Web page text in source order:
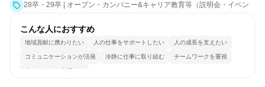
28卒・29卒 | オープン・カンパニー&キャリア教育等（説明会・イベン
こんな人におすすめ
地域貢献に携わりたい 人の仕事をサポートしたい 人の成長を支えたい
コミュニケーションが活発 冷静に仕事に取り組む チームワークを重視
人とたくさん会話する